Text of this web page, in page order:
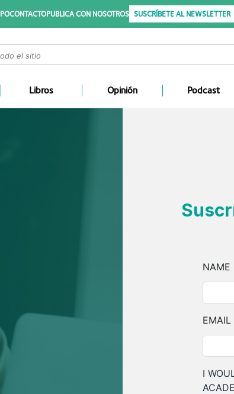
CONTACTOPUBLICA CON NOSOTROS SUSCRÍBETE AL NEWSLETTER
Libros Opinión Podcast
NAME
EMAIL
I